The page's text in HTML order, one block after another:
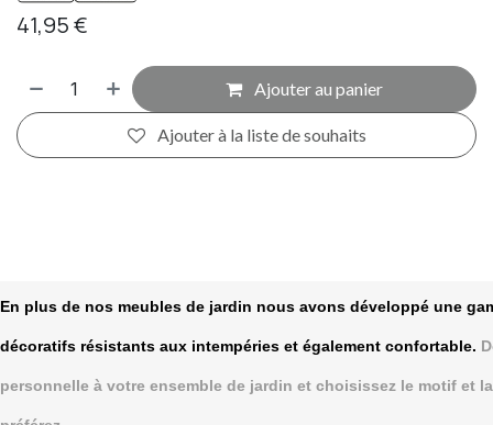
41,95€
Ajouter au panier
Ajouter à la liste de souhaits
En plus de nos meubles de jardin nous avons développé une
décoratifs résistants aux intempéries et également confortable.
personnelle à votre ensemble de jardin et choisissez le motif et